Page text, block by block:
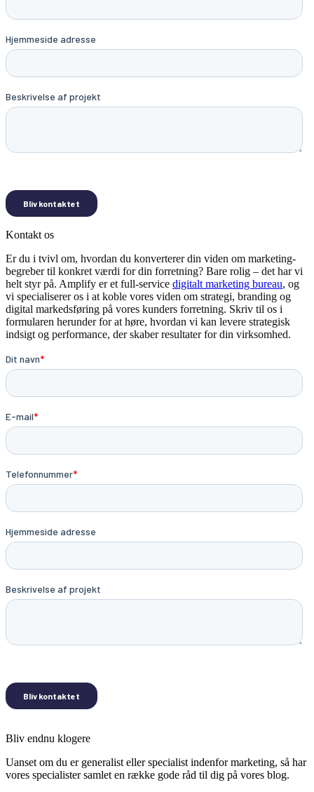
Kontakt os
Er du i tvivl om, hvordan du konverterer din viden om marketing-
begreber til konkret værdi for din forretning? Bare rolig – det har vi
helt styr på. Amplify er et full-service digitalt marketing bureau, og
vi specialiserer os i at koble vores viden om strategi, branding og
digital markedsføring på vores kunders forretning. Skriv til os i
formularen herunder for at høre, hvordan vi kan levere strategisk
indsigt og performance, der skaber resultater for din virksomhed.
Bliv endnu klogere
Uanset om du er generalist eller specialist indenfor marketing, så har
vores specialister samlet en række gode råd til dig på vores blog.